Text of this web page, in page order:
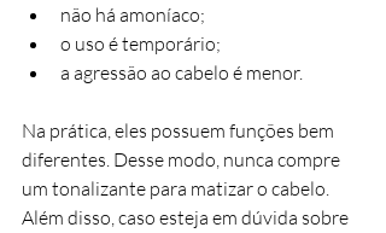
não há amoníaco;
o uso é temporário;
a agressão ao cabelo é menor.
Na prática, eles possuem funções bem
diferentes. Desse modo, nunca compre
um tonalizante para matizar o cabelo.
Além disso, caso esteja em dúvida sobre